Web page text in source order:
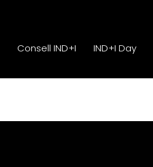
Consell IND+I IND+I Day